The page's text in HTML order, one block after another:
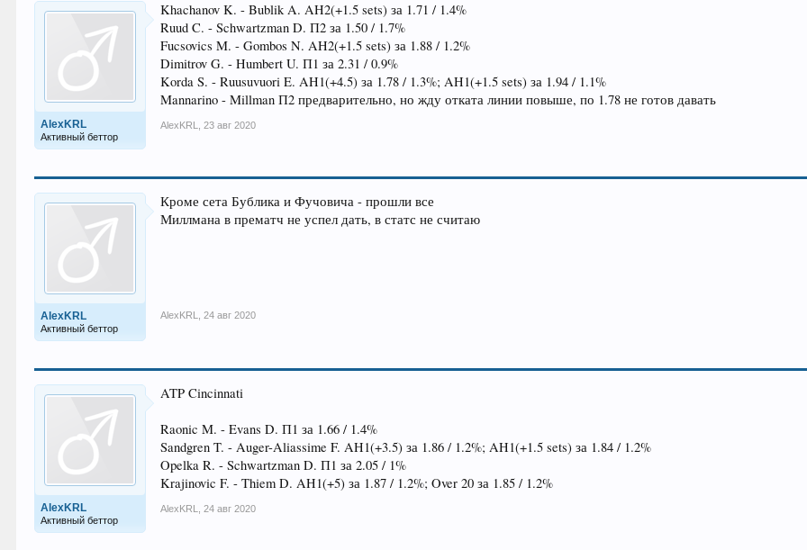
AlexKRL
Активный беттор
Khachanov K. - Bublik A. AH2(+1.5 sets) за 1.71 / 1.4%
Ruud C. - Schwartzman D. П2 за 1.50 / 1.7%
Fucsovics M. - Gombos N. AH2(+1.5 sets) за 1.88 / 1.2%
Dimitrov G. - Humbert U. П1 за 2.31 / 0.9%
Korda S. - Ruusuvuori E. AH1(+4.5) за 1.78 / 1.3%; AH1(+1.5 sets) за 1.94 / 1.1%
Mannarino - Millman П2 предварительно, но жду отката линии повыше, по 1.78 не готов давать
AlexKRL 23 авг 2020
AlexKRL
Активный беттор
Кроме сета Бублика и Фучовича - прошли все
Миллмана в прематч не успел дать, в статс не считаю
AlexKRL
24 авг 2020
AlexKRL
Активный беттор
ATP Cincinnati
Raonic M. - Evans D. П1 за 1.66 / 1.4%
Sandgren T. - Auger-Aliassime F. AH1(+3.5) за 1.86 / 1.2%; AH1(+1.5 sets) за 1.84 / 1.2%
Opelka R. - Schwartzman D. П1 за 2.05 / 1%
Krajinovic F. - Thiem D. AH1(+5) за 1.87 / 1.2%; Over 20 за 1.85 / 1.2%
AlexKRL 24 авг 2020